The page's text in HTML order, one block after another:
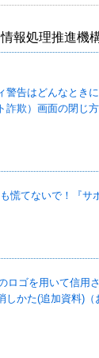
報処理推進機構
告はどんなとき
欺）画面の閉じ
慌てないで！『サ
ロゴを用いて信用
かた(追加資料)（